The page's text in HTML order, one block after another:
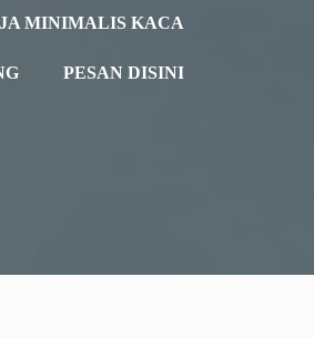
MINIMALIS KACA
PESAN DISINI